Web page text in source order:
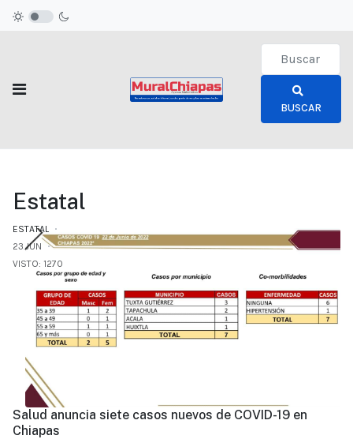
Type 2 or
BUSCAR
Estatal
ESTATAL
23.JUN
VISTO: 1270
Salud anuncia siete casos nuevos de COVID-19 en
Chiapas